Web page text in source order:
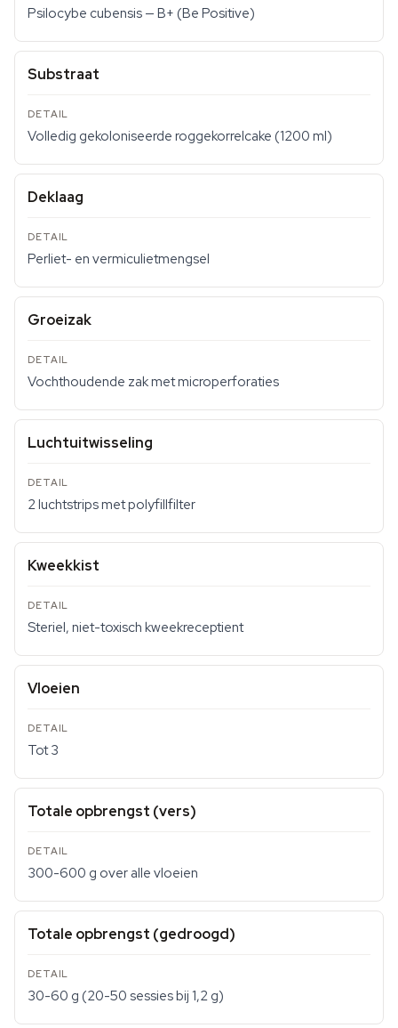
Psilocybe cubensis — B+ (Be Positive)
Substraat
Volledig gekoloniseerde roggekorrelcake (1200 ml)
Deklaag
Perliet- en vermiculietmengsel
Groeizak
Vochthoudende zak met microperforaties
Luchtuitwisseling
2 luchtstrips met polyfillfilter
Kweekkist
Steriel, niet-toxisch kweekreceptient
Vloeien
Tot 3
Totale opbrengst (vers)
300-600 g over alle vloeien
Totale opbrengst (gedroogd)
30-60 g (20-50 sessies bij 1,2 g)